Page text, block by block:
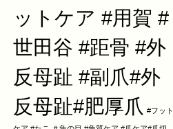
ットケア #用賀 #
世田谷 #距骨 #外
反母趾 #副爪#外
反母趾#肥厚爪 #フット